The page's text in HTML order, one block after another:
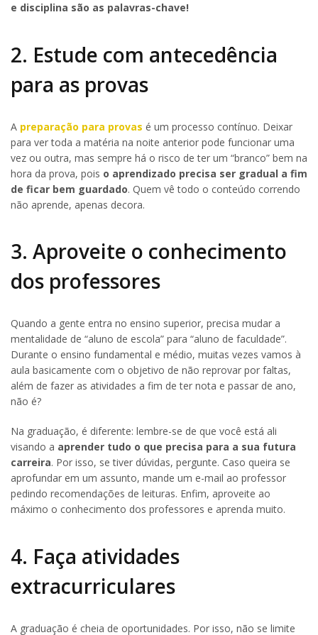
e disciplina são as palavras-chave!
2. Estude com antecedência
para as provas
A preparação para provas é um processo contínuo. Deixar
para ver toda a matéria na noite anterior pode funcionar uma
vez ou outra, mas sempre há o risco de ter um “branco” bem na
hora da prova, pois o aprendizado precisa ser gradual a fim
de ficar bem guardado. Quem vê todo o conteúdo correndo
não aprende, apenas decora.
3. Aproveite o conhecimento
dos professores
Quando a gente entra no ensino superior, precisa mudar a
mentalidade de “aluno de escola” para “aluno de faculdade”.
Durante o ensino fundamental e médio, muitas vezes vamos à
aula basicamente com o objetivo de não reprovar por faltas,
além de fazer as atividades a fim de ter nota e passar de ano,
não é?
Na graduação, é diferente: lembre-se de que você está ali
visando a aprender tudo o que precisa para a sua futura
carreira. Por isso, se tiver dúvidas, pergunte. Caso queira se
aprofundar em um assunto, mande um e-mail ao professor
pedindo recomendações de leituras. Enfim, aproveite ao
máximo o conhecimento dos professores e aprenda muito.
4. Faça atividades
extracurriculares
A graduação é cheia de oportunidades. Por isso, não se limite